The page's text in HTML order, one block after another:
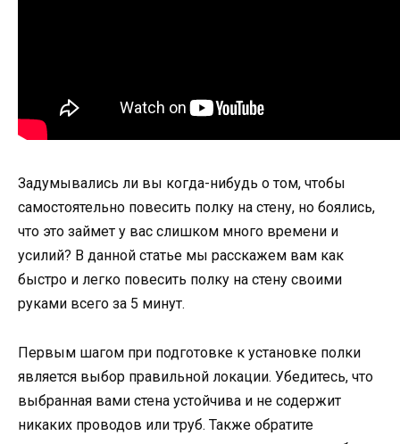
Задумывались ли вы когда-нибудь о том, чтобы
самостоятельно повесить полку на стену, но боялись,
что это займет у вас слишком много времени и
усилий? В данной статье мы расскажем вам как
быстро и легко повесить полку на стену своими
руками всего за 5 минут.
Первым шагом при подготовке к установке полки
является выбор правильной локации. Убедитесь, что
выбранная вами стена устойчива и не содержит
никаких проводов или труб. Также обратите